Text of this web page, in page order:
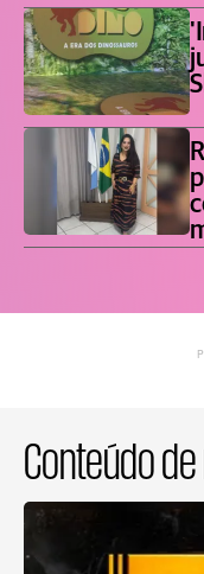
Conteúdo